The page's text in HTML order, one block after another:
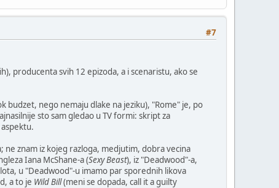
#7
producenta svih 12 epizoda, a i scenaristu, ako se
budzet, nego nemaju dlake na jeziku), "Rome" je, po
sto sam gledao u TV formi: skript za
znam iz kojeg razloga, medjutim, dobra vecina
Iana McShane-a (Sexy Beast), iz "Deadwood"-a,
u "Deadwood"-u imamo par sporednih likova
a to je Wild Bill(meni se dopada, call it a guilty